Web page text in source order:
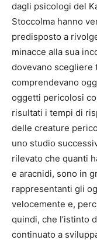
dagli psicologi del
Stoccolma hanno
predisposto a
minacce alla sua
dovevano scegliere
comprendevano
oggetti pericolosi
risultati i tempi di
delle creature
uno studio
rilevato che quanti
e aracnidi, sono in
rappresentanti gli
velocemente e,
quindi, che l’istinto
continuato a